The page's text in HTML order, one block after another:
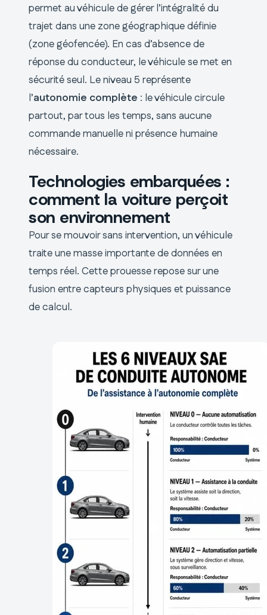
permet au véhicule de gérer l’intégralité du
trajet dans une zone géographique définie
(zone géofencée). En cas d’absence de
réponse du conducteur, le véhicule se met en
sécurité seul. Le niveau 5 représente
l’autonomie complète : le véhicule circule
partout, par tous les temps, sans aucune
commande manuelle ni présence humaine
nécessaire.
Technologies embarquées :
comment la voiture perçoit
son environnement
Pour se mouvoir sans intervention, un véhicule
traite une masse importante de données en
temps réel. Cette prouesse repose sur une
fusion entre capteurs physiques et puissance
de calcul.